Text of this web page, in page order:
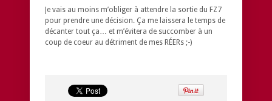
Je vais au moins m’obliger à attendre la sortie du FZ7
pour prendre une décision. Ça me laissera le temps de
décanter tout ça… et m’évitera de succomber à un
coup de coeur au détriment de mes RÉERs ;-)